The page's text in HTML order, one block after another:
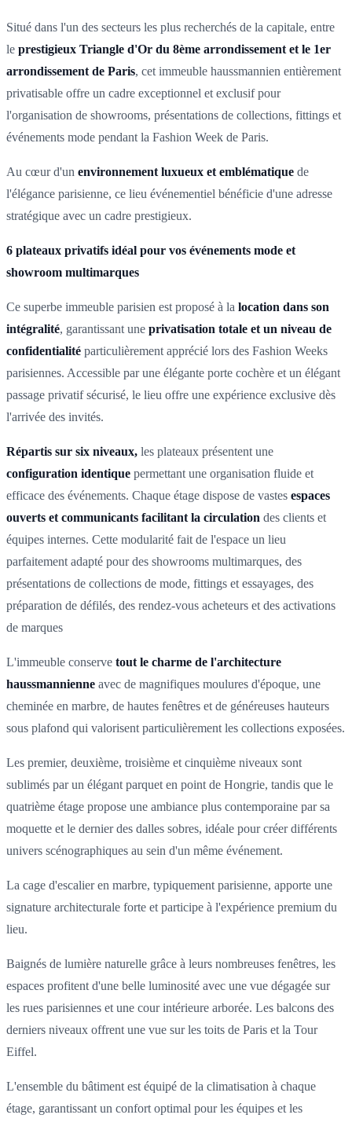
Situé dans l'un des secteurs les plus recherchés de la capitale, entre
le prestigieux Triangle d'Or du 8ème arrondissement et le 1er
arrondissement de Paris, cet immeuble haussmannien entièrement
privatisable offre un cadre exceptionnel et exclusif pour
l'organisation de showrooms, présentations de collections, fittings et
événements mode pendant la Fashion Week de Paris.
Au cœur d'un environnement luxueux et emblématique de
l'élégance parisienne, ce lieu événementiel bénéficie d'une adresse
stratégique avec un cadre prestigieux.
6 plateaux privatifs idéal pour vos événements mode et
showroom multimarques
Ce superbe immeuble parisien est proposé à la location dans son
intégralité, garantissant une privatisation totale et un niveau de
confidentialité particulièrement apprécié lors des Fashion Weeks
parisiennes. Accessible par une élégante porte cochère et un élégant
passage privatif sécurisé, le lieu offre une expérience exclusive dès
l'arrivée des invités.
Répartis sur six niveaux, les plateaux présentent une
configuration identique permettant une organisation fluide et
efficace des événements. Chaque étage dispose de vastes espaces
ouverts et communicants facilitant la circulation des clients et
équipes internes. Cette modularité fait de l'espace un lieu
parfaitement adapté pour des showrooms multimarques, des
présentations de collections de mode, fittings et essayages, des
préparation de défilés, des rendez-vous acheteurs et des activations
de marques
L'immeuble conserve tout le charme de l'architecture
haussmannienne avec de magnifiques moulures d'époque, une
cheminée en marbre, de hautes fenêtres et de généreuses hauteurs
sous plafond qui valorisent particulièrement les collections exposées.
Les premier, deuxième, troisième et cinquième niveaux sont
sublimés par un élégant parquet en point de Hongrie, tandis que le
quatrième étage propose une ambiance plus contemporaine par sa
moquette et le dernier des dalles sobres, idéale pour créer différents
univers scénographiques au sein d'un même événement.
La cage d'escalier en marbre, typiquement parisienne, apporte une
signature architecturale forte et participe à l'expérience premium du
lieu.
Baignés de lumière naturelle grâce à leurs nombreuses fenêtres, les
espaces profitent d'une belle luminosité avec une vue dégagée sur
les rues parisiennes et une cour intérieure arborée. Les balcons des
derniers niveaux offrent une vue sur les toits de Paris et la Tour
Eiffel.
L'ensemble du bâtiment est équipé de la climatisation à chaque
étage, garantissant un confort optimal pour les équipes et les